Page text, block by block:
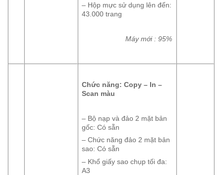
– Hộp mực sử dụng lên đến:
43.000 trang
Máy mới : 95%
Chức năng: Copy – In –
Scan màu
– Bộ nạp và đảo 2 mặt bản
gốc: Có sẵn
– Chức năng đảo 2 mặt bản
sao: Có sẵn
– Khổ giấy sao chụp tối đa:
A3